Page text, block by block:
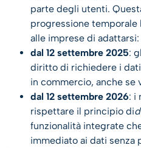
parte degli utenti.
progressione
alle imprese di adattarsi:
dal 12 settembre 2025:
diritto di richiedere i
in commercio, anche se
dal 12 settembre 2026: i
rispettare il principio di
funzionalità integrate
immediato ai dati senza